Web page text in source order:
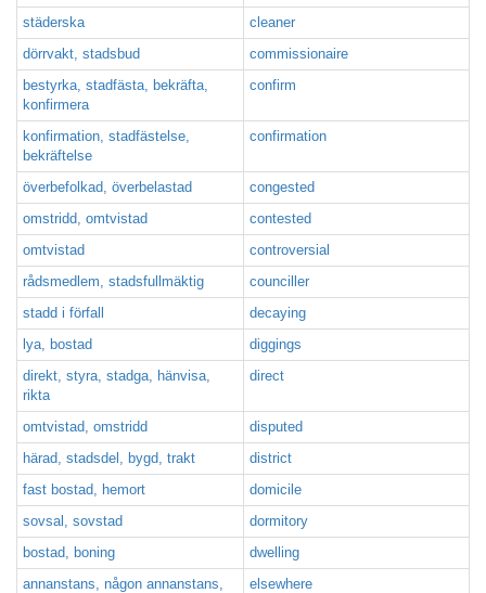
städerska
cleaner
dörrvakt, stadsbud
commissionaire
bestyrka, stadfästa, bekräfta,
konfirmera
confirm
konfirmation, stadfästelse,
bekräftelse
confirmation
överbefolkad, överbelastad
congested
omstridd, omtvistad
contested
omtvistad
controversial
rådsmedlem, stadsfullmäktig
counciller
stadd i förfall
decaying
lya, bostad
diggings
direkt, styra, stadga, hänvisa,
rikta
direct
omtvistad, omstridd
disputed
härad, stadsdel, bygd, trakt
district
fast bostad, hemort
domicile
sovsal, sovstad
dormitory
bostad, boning
dwelling
annanstans, någon annanstans,
elsewhere